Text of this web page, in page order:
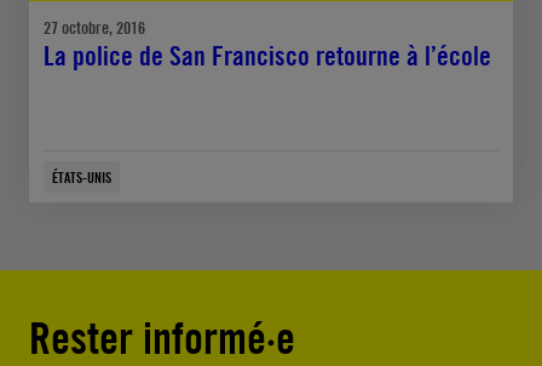
27 octobre, 2016
La police de San Francisco retourne à l’école
ÉTATS-UNIS
Rester informé·e